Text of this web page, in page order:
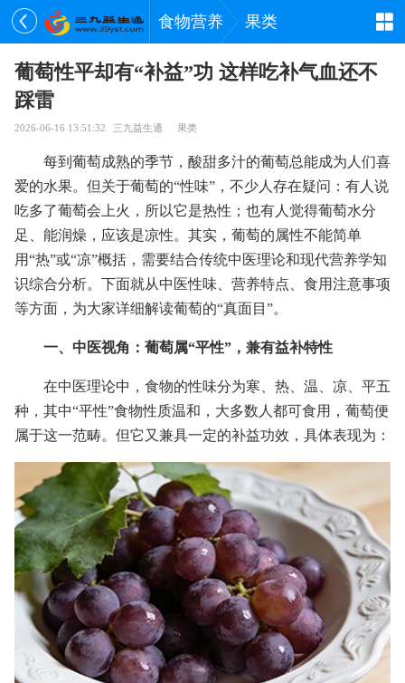
食物营养 果类
葡萄性平却有“补益”功 这样吃补气血还不
踩雷
2026-06-16 13:51:32 三九益生通 果类
每到葡萄成熟的季节，酸甜多汁的葡萄总能成为人们喜
爱的水果。但关于葡萄的“性味”，不少人存在疑问：有人说
吃多了葡萄会上火，所以它是热性；也有人觉得葡萄水分
足、能润燥，应该是凉性。其实，葡萄的属性不能简单
用“热”或“凉”概括，需要结合传统中医理论和现代营养学知
识综合分析。下面就从中医性味、营养特点、食用注意事项
等方面，为大家详细解读葡萄的“真面目”。
一、中医视角：葡萄属“平性”，兼有益补特性
在中医理论中，食物的性味分为寒、热、温、凉、平五
种，其中“平性”食物性质温和，大多数人都可食用，葡萄便
属于这一范畴。但它又兼具一定的补益功效，具体表现为：